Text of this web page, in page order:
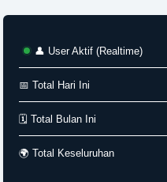
👤 User Aktif (Realtime)
📅 Total Hari Ini
🗓️ Total Bulan Ini
🌍 Total Keseluruhan